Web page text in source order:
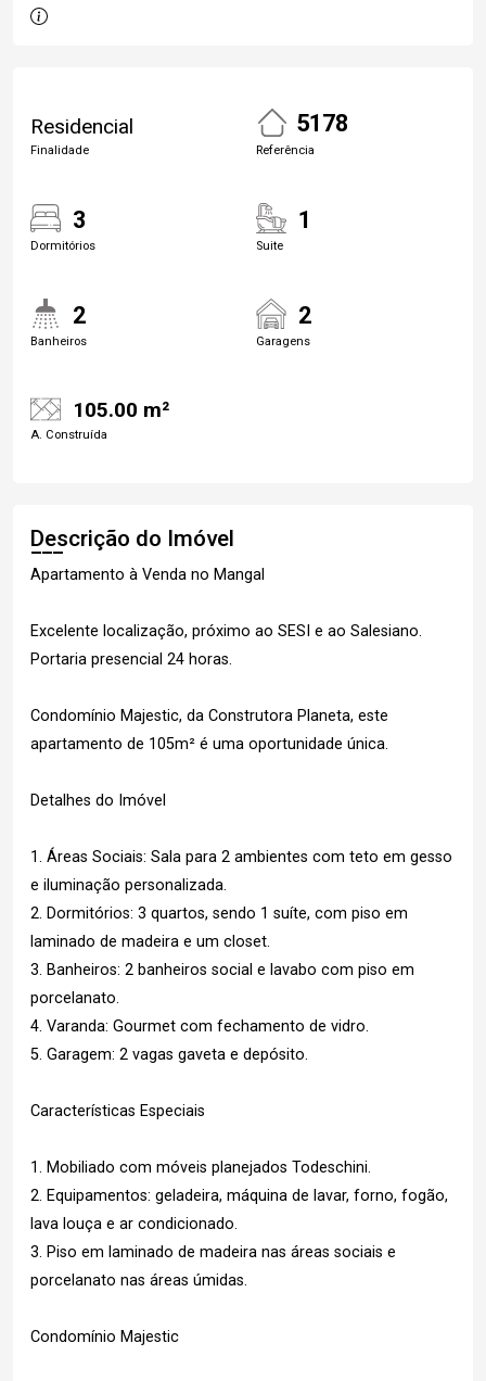
Residencial
Finalidade
5178
Referência
3
Dormitórios
1
Suite
2
Banheiros
2
Garagens
105.00 m²
A. Construída
Descrição do Imóvel
Apartamento à Venda no Mangal
Excelente localização, próximo ao SESI e ao Salesiano.
Portaria presencial 24 horas.
Condomínio Majestic, da Construtora Planeta, este
apartamento de 105m² é uma oportunidade única.
Detalhes do Imóvel
1. Áreas Sociais: Sala para 2 ambientes com teto em gesso
e iluminação personalizada.
2. Dormitórios: 3 quartos, sendo 1 suíte, com piso em
laminado de madeira e um closet.
3. Banheiros: 2 banheiros social e lavabo com piso em
porcelanato.
4. Varanda: Gourmet com fechamento de vidro.
5. Garagem: 2 vagas gaveta e depósito.
Características Especiais
1. Mobiliado com móveis planejados Todeschini.
2. Equipamentos: geladeira, máquina de lavar, forno, fogão,
lava louça e ar condicionado.
3. Piso em laminado de madeira nas áreas sociais e
porcelanato nas áreas úmidas.
Condomínio Majestic